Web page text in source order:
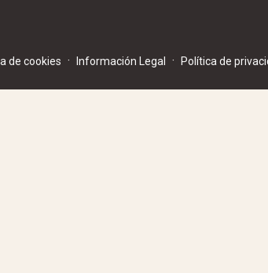
de cookies · Información Legal · Política de